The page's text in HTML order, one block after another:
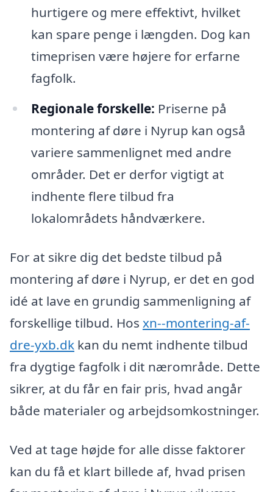
hurtigere og mere effektivt, hvilket
kan spare penge i længden. Dog kan
timeprisen være højere for erfarne
fagfolk.
Regionale forskelle: Priserne på
montering af døre i Nyrup kan også
variere sammenlignet med andre
områder. Det er derfor vigtigt at
indhente flere tilbud fra
lokalområdets håndværkere.
For at sikre dig det bedste tilbud på
montering af døre i Nyrup, er det en god
idé at lave en grundig sammenligning af
forskellige tilbud. Hos xn--montering-af-
dre-yxb.dk kan du nemt indhente tilbud
fra dygtige fagfolk i dit nærområde. Dette
sikrer, at du får en fair pris, hvad angår
både materialer og arbejdsomkostninger.
Ved at tage højde for alle disse faktorer
kan du få et klart billede af, hvad prisen